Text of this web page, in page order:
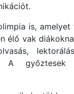
is,
élő vak
A győztesek